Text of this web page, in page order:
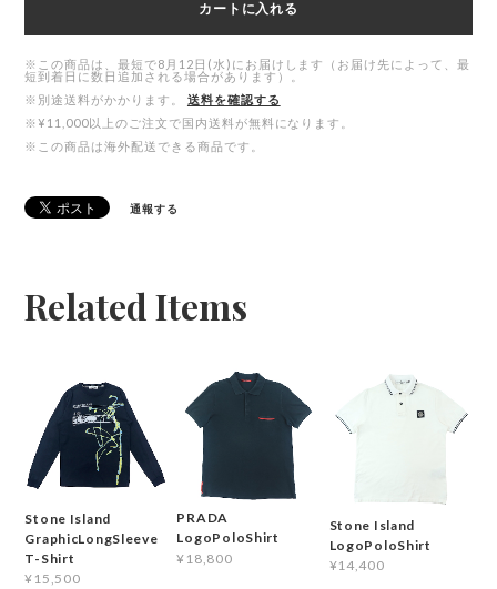
カートに入れる
※この商品は、最短で8月12日(水)にお届けします（お届け先によって、最
短到着日に数日追加される場合があります）。
※別途送料がかかります。
送料を確認する
※¥11,000以上のご注文で国内送料が無料になります。
※この商品は海外配送できる商品です。
通報する
Related Items
Stone Island
GraphicLongSleeve
T-Shirt
¥15,500
PRADA
LogoPoloShirt
¥18,800
Stone Island
LogoPoloShirt
¥14,400